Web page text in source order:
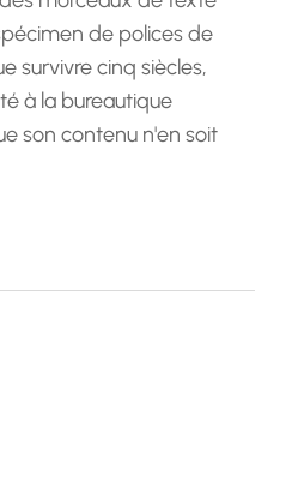
de polices de
survivre cinq siècles,
à la bureautique
son contenu n'en soit